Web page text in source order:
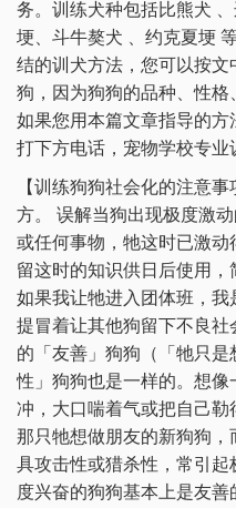
务。训练犬种包括比熊犬
埂、斗牛獒犬 、约克夏埂
结的训犬方法，您可以按
狗，因为狗狗的品种、性格
如果您用本篇文章指导的
打下方电话，宠物学校专业
【训练狗狗社会化的注意
方。 误解当狗出现极度激
或任何事物，牠这时已激
留这时的知识供日后使用，
如果我让牠进入团体班，我
提冒着让其他狗留下不良
的「友善」狗狗（「牠只
性」狗狗也是一样的。想
冲，大口喘着气或把自己
那只牠想做朋友的新狗狗
具攻击性或猎杀性，常引
度兴奋的狗狗基本上是友